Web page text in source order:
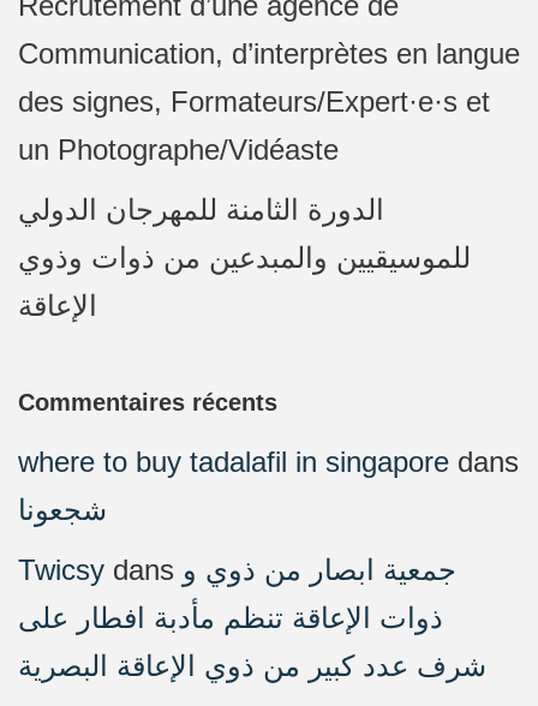
Communication, d’interprètes en langue
des signes, Formateurs/Expert·e·s et
un Photographe/Vidéaste
الدورة الثامنة للمهرجان الدولي
للموسيقيين والمبدعين من ذوات وذوي
الإعاقة
Commentaires récents
where to buy tadalafil in singapore dans
شجعونا
Twicsy dans جمعية ابصار من ذوي و
ذوات الإعاقة تنظم مأدبة افطار على
شرف عدد كبير من ذوي الإعاقة البصرية